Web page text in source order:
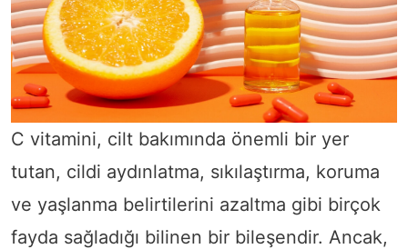
C vitamini, cilt bakımında önemli bir yer
tutan, cildi aydınlatma, sıkılaştırma, koruma
ve yaşlanma belirtilerini azaltma gibi birçok
fayda sağladığı bilinen bir bileşendir. Ancak,